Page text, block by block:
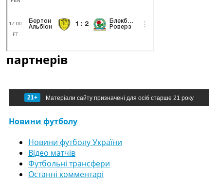
партнерів
21+ Матеріали сайту призначені для осіб старше 21 року
Новини футболу
Новини футболу України
Відео матчів
Футбольні трансфери
Останні комментарі